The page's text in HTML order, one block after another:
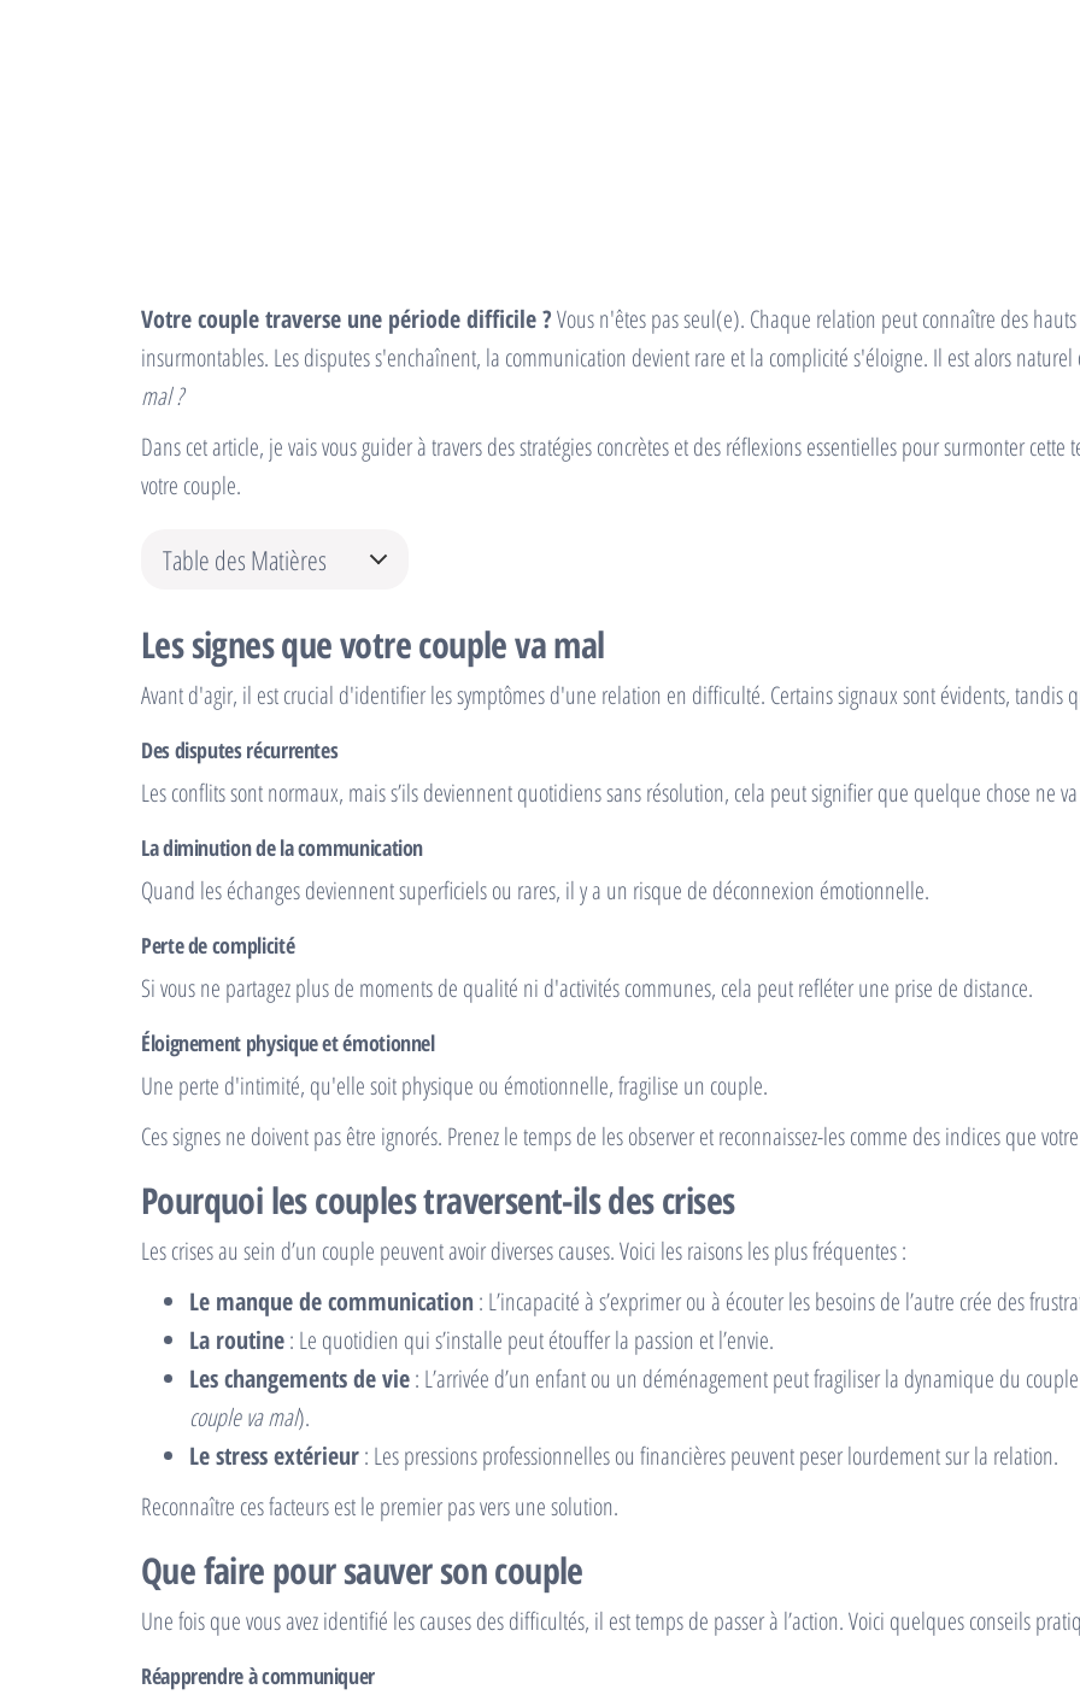
Votre couple traverse une période difficile ?Vous n'êtes pas seul(e). Chaque relation peut connaître des
insurmontables. Les disputes s'enchaînent, la communication devient rare et la complicité s'éloigne. Il est alors
mal ?
Dans cet article, je vais vous guider à travers des stratégies concrètes et des réflexions essentielles pour surmonter
votre couple.
Table des Matières
Les signes que votre couple va mal
Avant d'agir, il est crucial d'identifier les symptômes d'une relation en difficulté. Certains signaux sont évidents, tandis
Des disputes récurrentes
Les conflits sont normaux, mais s’ils deviennent quotidiens sans résolution, cela peut signifier que quelque chose ne
La diminution de la communication
Quand les échanges deviennent superficiels ou rares, il y a un risque de déconnexion émotionnelle.
Perte de complicité
Si vous ne partagez plus de moments de qualité ni d'activités communes, cela peut refléter une prise de distance.
Éloignement physique et émotionnel
Une perte d'intimité, qu'elle soit physique ou émotionnelle, fragilise un couple.
Ces signes ne doivent pas être ignorés. Prenez le temps de les observer et reconnaissez-les comme des indices que
Pourquoi les couples traversent-ils des crises
Les crises au sein d’un couple peuvent avoir diverses causes. Voici les raisons les plus fréquentes :
Le manque de communication: L’incapacité à s’exprimer ou à écouter les besoins de l’autre crée des
La routine: Le quotidien qui s’installe peut étouffer la passion et l’envie.
Les changements de vie: L’arrivée d’un enfant ou un déménagement peut fragiliser la dynamique du
couple va mal).
Le stress extérieur: Les pressions professionnelles ou financières peuvent peser lourdement sur la relation.
Reconnaître ces facteurs est le premier pas vers une solution.
Que faire pour sauver son couple
Une fois que vous avez identifié les causes des difficultés, il est temps de passer à l’action. Voici quelques conseils
Réapprendre à communiquer